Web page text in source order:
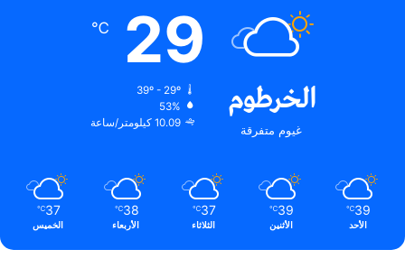
الخرطوم
غيوم متفرقة
29
℃
39º - 29º
53%
10.09 كيلومتر/ساعة
39
℃
الأحد
39
℃
الأثنين
37
℃
الثلاثاء
38
℃
الأربعاء
37
℃
الخميس